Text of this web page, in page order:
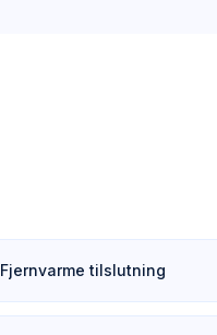
Fjernvarme tilslutning